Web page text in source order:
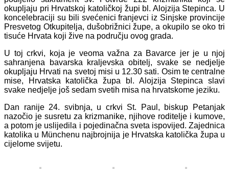
okupljaju pri Hrvatskoj katoličkoj župi bl. Alojzija Stepinca. U
koncelebraciji su bili svećenici franjevci iz Sinjske provincije
Presvetog Otkupitelja, dušobrižnici župe, a okupilo se oko tri
tisuće Hrvata koji žive na području ovog grada.
U toj crkvi, koja je veoma važna za Bavarce jer je u njoj
sahranjena bavarska kraljevska obitelj, svake se nedjelje
okupljaju Hrvati na svetoj misi u 12.30 sati. Osim te centralne
mise, Hrvatska katolička župa bl. Alojzija Stepinca slavi
svake nedjelje još sedam svetih misa na hrvatskome jeziku.
Dan ranije 24. svibnja, u crkvi St. Paul, biskup Petanjak
nazočio je susretu za krizmanike, njihove roditelje i kumove,
a potom je uslijedila i pojedinačna sveta ispovijed. Zajednica
katolika u Münchenu najbrojnija je Hrvatska katolička župa u
cijelome svijetu.